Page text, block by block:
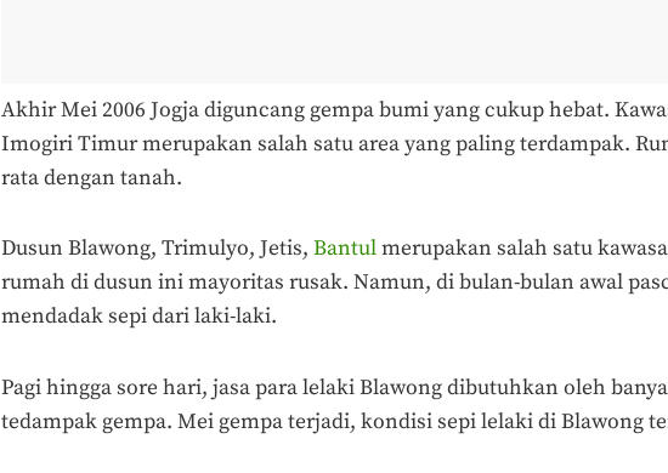
Akhir Mei 2006 Jogja diguncang gempa bumi yang cukup hebat.
Imogiri Timur merupakan salah satu area yang paling terdampak.
rata dengan tanah.
Dusun Blawong, Trimulyo, Jetis, Bantulmerupakan salah satu
rumah di dusun ini mayoritas rusak. Namun, di bulan-bulan awal
mendadak sepi dari laki-laki.
Pagi hingga sore hari, jasa para lelaki Blawong dibutuhkan oleh
tedampak gempa. Mei gempa terjadi, kondisi sepi lelaki di Blawong